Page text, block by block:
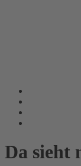
Da sieht